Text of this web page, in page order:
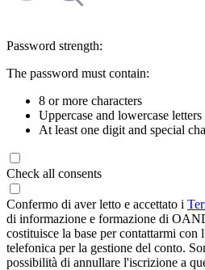
Password strength:
The password must contain:
8 or more characters
Uppercase and lowercase letters
At least one digit and special
Check all consents
Confermo di aver letto e accettato i
di informazione e formazione di
costituisce la base per contattarmi con
telefonica per la gestione del conto.
possibilità di annullare l'iscrizione a